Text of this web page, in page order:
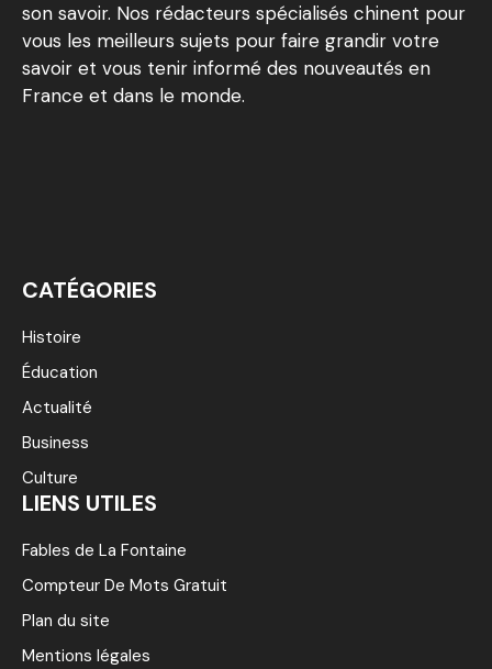
son savoir. Nos rédacteurs spécialisés chinent pour
vous les meilleurs sujets pour faire grandir votre
savoir et vous tenir informé des nouveautés en
France et dans le monde.
CATÉGORIES
Histoire
Éducation
Actualité
Business
Culture
LIENS UTILES
Fables de La Fontaine
Compteur De Mots Gratuit
Plan du site
Mentions légales